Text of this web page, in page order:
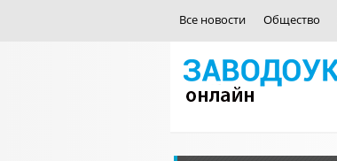
Все новости Общество